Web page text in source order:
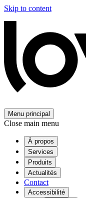
Skip to content
Menu principal
Close main menu
À propos
Services
Produits
Actualités
Contact
Accessibilité